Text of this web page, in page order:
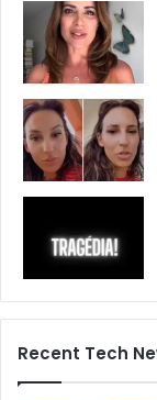
Recent Tech